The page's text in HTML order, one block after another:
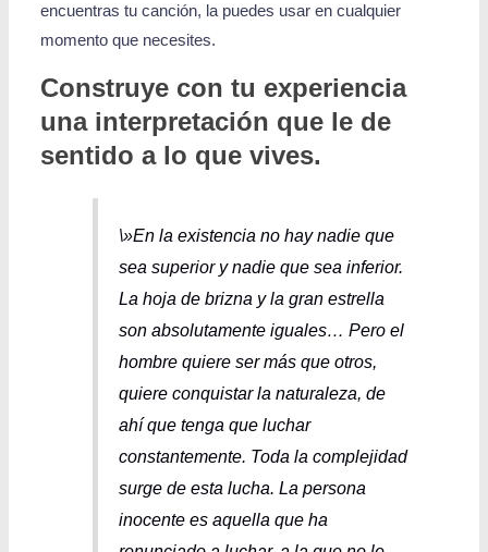
encuentras tu canción, la puedes usar en cualquier
momento que necesites.
Construye con tu experiencia
una interpretación que le de
sentido a lo que vives.
\»En la existencia no hay nadie que
sea superior y nadie que sea inferior.
La hoja de brizna y la gran estrella
son absolutamente iguales… Pero el
hombre quiere ser más que otros,
quiere conquistar la naturaleza, de
ahí que tenga que luchar
constantemente. Toda la complejidad
surge de esta lucha. La persona
inocente es aquella que ha